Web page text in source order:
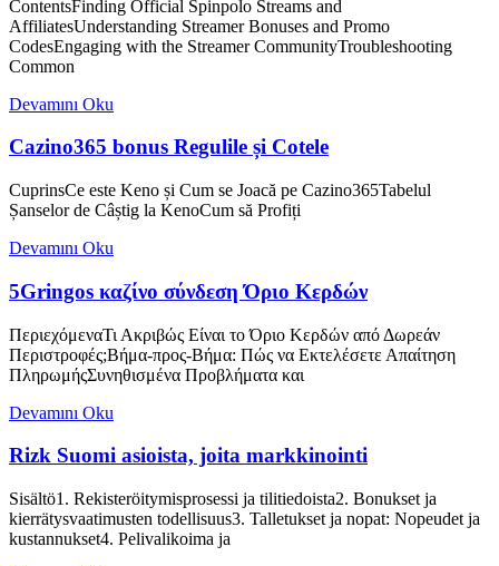
ContentsFinding Official Spinpolo Streams and
AffiliatesUnderstanding Streamer Bonuses and Promo
CodesEngaging with the Streamer CommunityTroubleshooting
Common
Devamını Oku
Cazino365 bonus Regulile și Cotele
CuprinsCe este Keno și Cum se Joacă pe Cazino365Tabelul
Șanselor de Câștig la KenoCum să Profiți
Devamını Oku
5Gringos καζίνο σύνδεση Όριο Κερδών
ΠεριεχόμεναΤι Ακριβώς Είναι το Όριο Κερδών από Δωρεάν
Περιστροφές;Βήμα-προς-Βήμα: Πώς να Εκτελέσετε Απαίτηση
ΠληρωμήςΣυνηθισμένα Προβλήματα και
Devamını Oku
Rizk Suomi asioista, joita markkinointi
Sisältö1. Rekisteröitymisprosessi ja tilitiedoista2. Bonukset ja
kierrätysvaatimusten todellisuus3. Talletukset ja nopat: Nopeudet ja
kustannukset4. Pelivalikoima ja